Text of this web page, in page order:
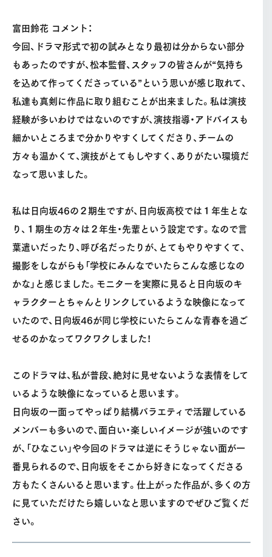
富田鈴花 コメント：
今回、ドラマ形式で初の試みとなり最初は分からない部分
もあったのですが、松本監督、スタッフの皆さんが“気持ち
を込めて作ってくださっている”という思いが感じ取れて、
私達も真剣に作品に取り組むことが出来ました。私は演技
経験が多いわけではないのですが、演技指導・アドバイスも
細かいところまで分かりやすくしてくださり、チームの
方々も温かくて、演技がとてもしやすく、ありがたい環境だ
なって思いました。
私は日向坂46の２期生ですが、日向坂高校では１年生とな
り、１期生の方々は２年生・先輩という設定です。なので言
葉遣いだったり、呼び名だったりが、とてもやりやすくて、
撮影をしながらも「学校にみんなでいたらこんな感じなの
かな」と感じました。モニターを実際に見ると日向坂のキ
ャラクターとちゃんとリンクしているような映像になって
いたので、日向坂46が同じ学校にいたらこんな青春を過ご
せるのかなってワクワクしました！
このドラマは、私が普段、絶対に見せないような表情をして
いるような映像になっていると思います。
日向坂の一面ってやっぱり結構バラエティで活躍している
メンバーも多いので、面白い・楽しいイメージが強いのです
が、「ひなこい」や今回のドラマは逆にそうじゃない面が一
番見られるので、日向坂をそこから好きになってくださる
方もたくさんいると思います。仕上がった作品が、多くの方
に見ていただけたら嬉しいなと思いますのでぜひご覧くだ
さい。